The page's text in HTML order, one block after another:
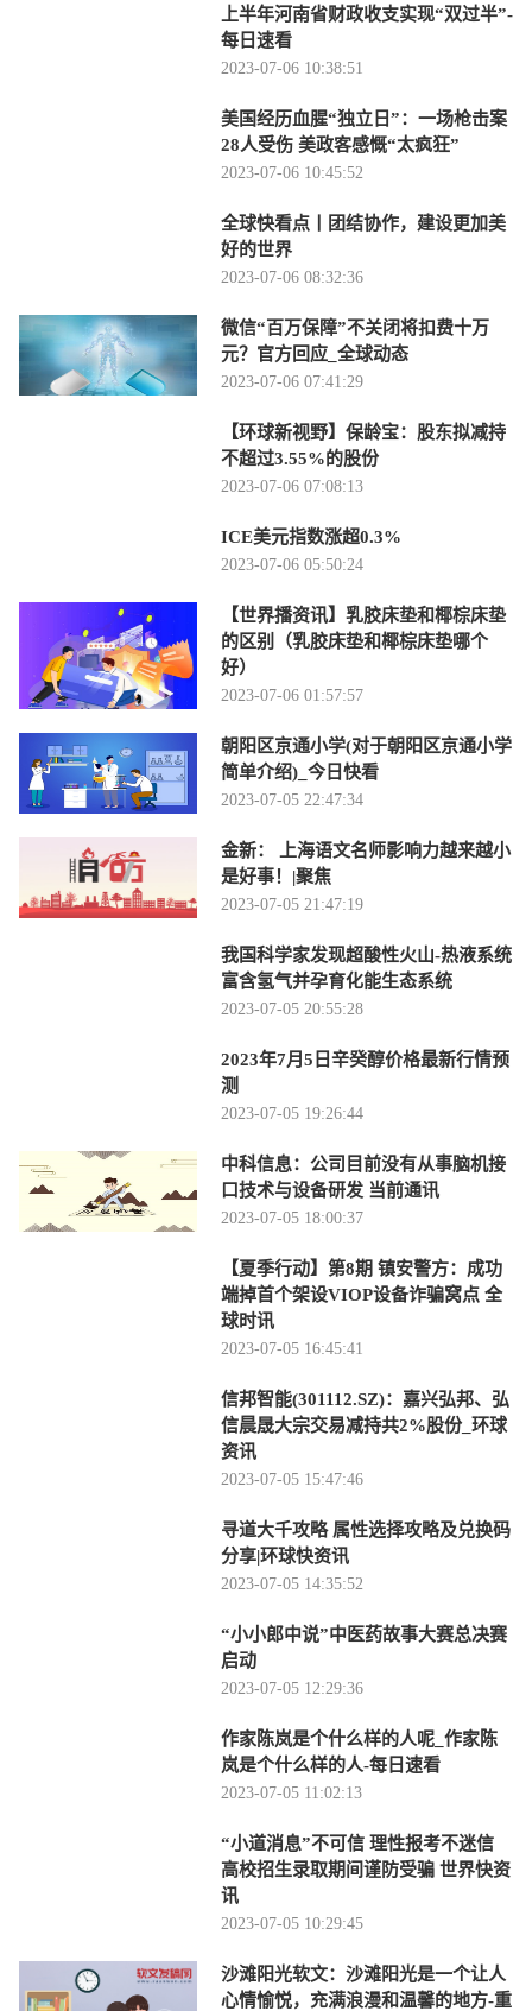
上半年河南省财政收支实现“双过半”-
每日速看
2023-07-06 10:38:51
美国经历血腥“独立日”：一场枪击案
28人受伤 美政客感慨“太疯狂”
2023-07-06 10:45:52
全球快看点丨团结协作，建设更加美
好的世界
2023-07-06 08:32:36
微信“百万保障”不关闭将扣费十万
元？官方回应_全球动态
2023-07-06 07:41:29
【环球新视野】保龄宝：股东拟减持
不超过3.55%的股份
2023-07-06 07:08:13
ICE美元指数涨超0.3%
2023-07-06 05:50:24
【世界播资讯】乳胶床垫和椰棕床垫
的区别（乳胶床垫和椰棕床垫哪个
好）
2023-07-06 01:57:57
朝阳区京通小学(对于朝阳区京通小学
简单介绍)_今日快看
2023-07-05 22:47:34
金新： 上海语文名师影响力越来越小
是好事！|聚焦
2023-07-05 21:47:19
我国科学家发现超酸性火山-热液系统
富含氢气并孕育化能生态系统
2023-07-05 20:55:28
2023年7月5日辛癸醇价格最新行情预
测
2023-07-05 19:26:44
中科信息：公司目前没有从事脑机接
口技术与设备研发 当前通讯
2023-07-05 18:00:37
【夏季行动】第8期 镇安警方：成功
端掉首个架设VIOP设备诈骗窝点 全
球时讯
2023-07-05 16:45:41
信邦智能(301112.SZ)：嘉兴弘邦、弘
信晨晟大宗交易减持共2%股份_环球
资讯
2023-07-05 15:47:46
寻道大千攻略 属性选择攻略及兑换码
分享|环球快资讯
2023-07-05 14:35:52
“小小郎中说”中医药故事大赛总决赛
启动
2023-07-05 12:29:36
作家陈岚是个什么样的人呢_作家陈
岚是个什么样的人-每日速看
2023-07-05 11:02:13
“小道消息”不可信 理性报考不迷信
高校招生录取期间谨防受骗 世界快资
讯
2023-07-05 10:29:45
沙滩阳光软文：沙滩阳光是一个让人
心情愉悦，充满浪漫和温馨的地方-重